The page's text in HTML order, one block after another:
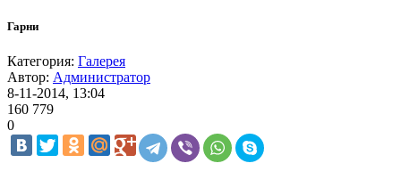
Гарни
Категория: Галерея
Автор: Администратор
8-11-2014, 13:04
160 779
0